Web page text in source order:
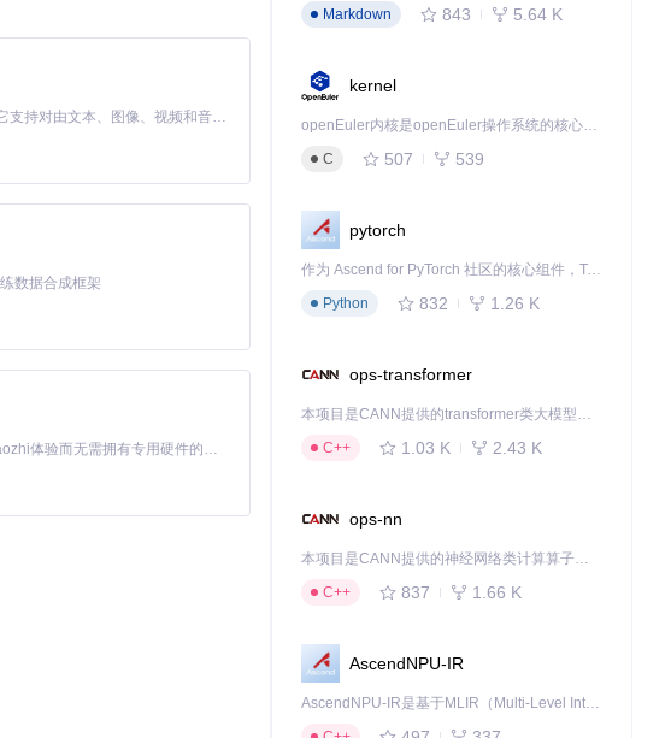
将发动的攻击类型，并给出最
面对发光怪物时，自动降低界
状态和资源持有情况，实现
游戏世界的完美融合。对于追
MiniMax H3 是一个通用的全模态生成系统。它支持对由文本、图像、视频和音频组成的多模态上下文进行统一理解，并能生成分辨率高达 2K、时长可达 15 秒的带原生立体声音频的视频。得益于面向任务泛化的系统设计，H3 在预训练阶段就已具备广泛的多模态上下文理解与生成能力，能够出色地执行复杂的多模态指令。
数据合成框架
基于Python的Xiaozhi AI，适用于想要完整Xiaozhi体验而无需拥有专用硬件的用户。
Markdown
843 5.64 K
kernel
openEuler内核是openEuler操作系统的核心，既是系统性能与稳定性的基石，也是连接处理器、设备与服务的桥梁。
C
507 539
pytorch
作为 Ascend for PyTorch 社区的核心组件，TorchNPU 是昇腾专为 PyTorch 打造的深度学习适配插件，使 PyTorch 框架能够直接调用昇腾 NPU，为开发者提供昇腾 AI 处理器的超强算力。
Python
832 1.26 K
ops-transformer
本项目是CANN提供的transformer类大模型算子库，实现网络在NPU上加速计算。
C++
1.03 K 2.43 K
ops-nn
本项目是CANN提供的神经网络类计算算子库，实现网络在NPU上加速计算。
C++
837 1.66 K
AscendNPU-IR
AscendNPU-IR是基于MLIR（Multi-Level Intermediate Representation）构建的，面向昇腾亲和算子编译时使用的中间表示，提供昇腾完备表达能力，通过编译优化提升昇腾AI处理器计算效率，支持通过生态框架使能昇腾AI处理器与深度调优